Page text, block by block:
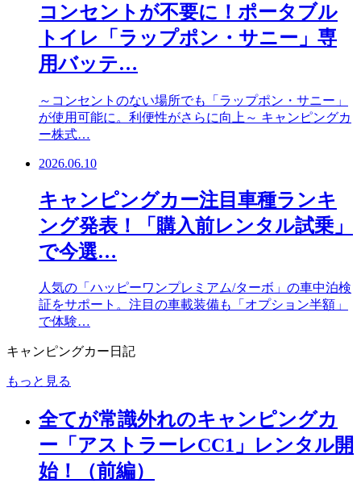
コンセントが不要に！ポータブル
トイレ「ラップポン・サニー」専
用バッテ…
～コンセントのない場所でも「ラップポン・サニー」
が使用可能に。利便性がさらに向上～ キャンピングカ
ー株式…
2026.06.10
キャンピングカー注目車種ランキ
ング発表！「購入前レンタル試乗」
で今選…
人気の「ハッピーワンプレミアム/ターボ」の車中泊検
証をサポート。注目の車載装備も「オプション半額」
で体験…
キャンピングカー日記
もっと見る
全てが常識外れのキャンピングカ
ー「アストラーレCC1」レンタル開
始！（前編）